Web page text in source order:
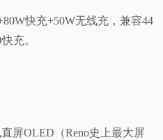
快充+50W无线充，兼容44
充。
屏OLED（Reno史上最大屏